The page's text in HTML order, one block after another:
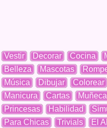
Vestir Decorar Cocina
Belleza
Mascotas
Música
Dibujar Colorear
Manicura
Cartas
Princesas
Habilidad
Para Chicas
Trivials El